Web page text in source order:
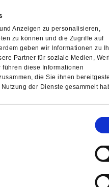
Anzeigen zu personalisieren,
zu können und die Zugriffe auf
geben wir Informationen zu
Partner für soziale Medien,
diese Informationen
die Sie ihnen
der Dienste gesammelt
Philosoph. Er arbeitet an der
»Maschinelles Lernen:
in den Wissenschaften